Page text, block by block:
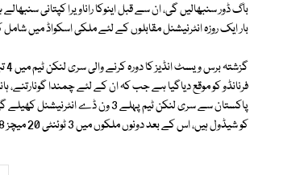
بار ایک روزہ انٹرنیشنل مقابلوں کے لئے ملکی اسکواڈ میں شامل
فرنانڈو کو موقع دیاگیا ہے جب کہ ان کے لئے چمندا گونارتنے،
کو شیڈول ہیں، اس کے بعد دونوں ملکوں میں 3 ٹوئنٹی 20 میچز 28، 30 اور31 مارچ کو کھیلے جائیں گے۔